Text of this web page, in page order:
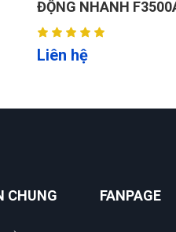
Hướng dẫn đo
ĐỘNG NHANH
Liên hệ
CHUNG FANPAGE